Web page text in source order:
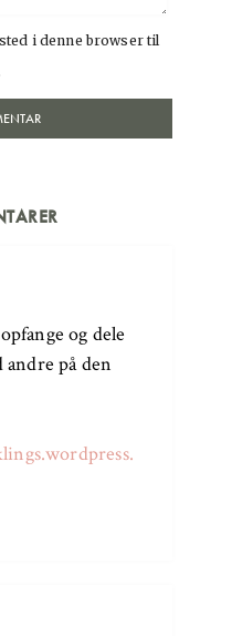
i denne browser til
og dele
andre på den